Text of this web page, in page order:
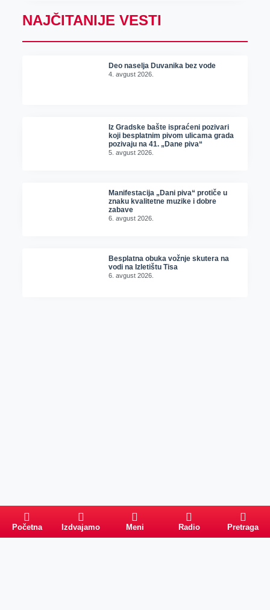
NAJČITANIJE VESTI
Deo naselja Duvanika bez vode
4. avgust 2026.
Iz Gradske bašte ispraćeni pozivari
koji besplatnim pivom ulicama grada
pozivaju na 41. „Dane piva“
5. avgust 2026.
Manifestacija „Dani piva“ protiče u
znaku kvalitetne muzike i dobre
zabave
6. avgust 2026.
Besplatna obuka vožnje skutera na
vodi na Izletištu Tisa
6. avgust 2026.
Početna Izdvajamo Meni Radio Pretraga